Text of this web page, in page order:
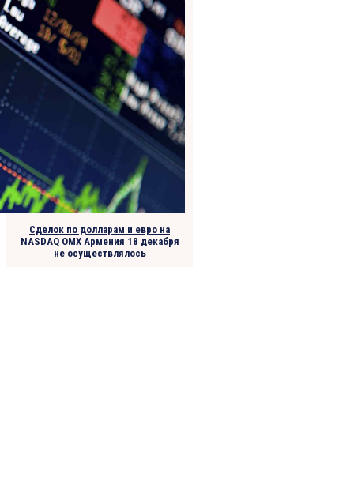
Сделок по долларам и евро на
NASDAQ OMX Армения 18 декабря
не осуществлялось